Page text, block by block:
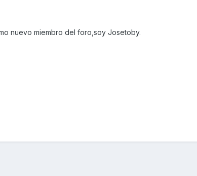
nuevo miembro del foro,soy Josetoby.